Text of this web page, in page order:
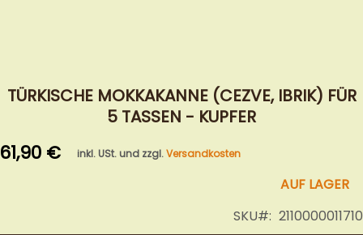
Anfang
springen
TÜRKISCHE MOKKAKANNE (CEZVE, IBRIK) FÜR
5 TASSEN - KUPFER
61,90 € inkl. USt. und zzgl.Versandkosten
AUF LAGER
SKU
2110000011710